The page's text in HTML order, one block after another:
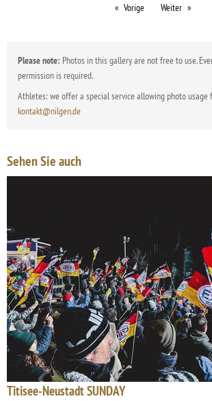
Vorige Weiter
Please note: Photos in this gallery are not free to use.
permission is required.
Athletes: we offer a special service allowing photo usage
kontakt@nilgen.de
Sehen Sie auch
Titisee-Neustadt SUNDAY